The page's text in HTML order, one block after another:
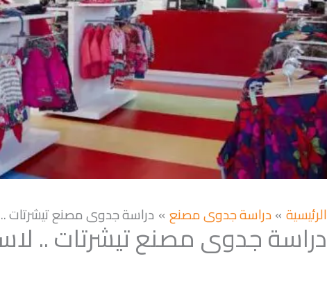
الرئيسية دراسة جدوى مصنع دراسة جدوى مصنع تيشرتات ..
دراسة جدوى مصنع تيشرتات ..